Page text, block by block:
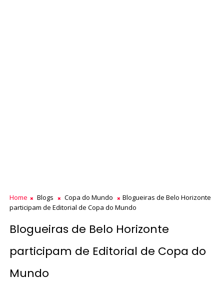
Home Blogs Copa do Mundo
Blogueiras de Belo Horizonte
participam de Editorial de Copa do Mundo
Blogueiras de Belo Horizonte
participam de Editorial de Copa do
Mundo